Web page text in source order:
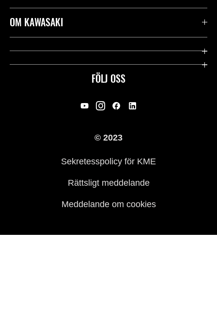
FÖLJ OSS
Kontakta oss
Användbara länkar
Rättsligt & Sekretess
OM KAWASAKI
Företag
© 2023
Sekretesspolicy för KME
Rättsligt meddelande
Meddelande om cookies